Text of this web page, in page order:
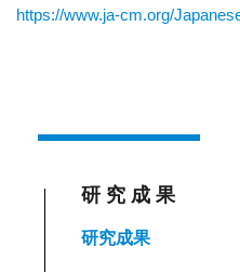
https://www.ja-cm.org/
研究成果
研究成果